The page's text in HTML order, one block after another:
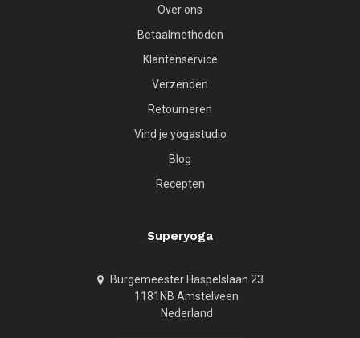
Over ons
Betaalmethoden
Klantenservice
Verzenden
Retourneren
Vind je yogastudio
Blog
Recepten
Superyoga
Burgemeester Haspelslaan 23
1181NB Amstelveen
Nederland